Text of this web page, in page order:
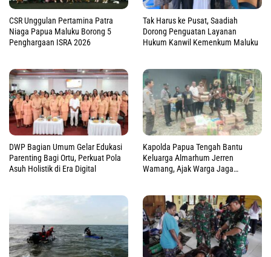
CSR Unggulan Pertamina Patra
Niaga Papua Maluku Borong 5
Penghargaan ISRA 2026
Tak Harus ke Pusat, Saadiah
Dorong Penguatan Layanan
Hukum Kanwil Kemenkum Maluku
DWP Bagian Umum Gelar Edukasi
Parenting Bagi Ortu, Perkuat Pola
Asuh Holistik di Era Digital
Kapolda Papua Tengah Bantu
Keluarga Almarhum Jerren
Wamang, Ajak Warga Jaga